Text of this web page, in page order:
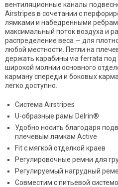
вентиляционные каналы
Airstripes в сочетании с
лямками и набедренными
максимальный поток воздуха и
распределение веса — для
любой местности. Петли на
держать карабины via ferrata под
широкой молнии основного
карману спереди и боковых
легко доступно.
Система Airstripes
U-образные рамы Delrin®
Удобно носить благодаря
плечевым лямкам Active
Fit с мягкой отделкой краев
Регулировочные ремни для
Регулируемый нагрудный
Совместим с питьевой